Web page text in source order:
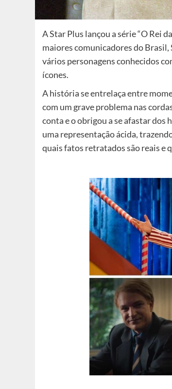
A Star Plus lançou a série “O Rei
maiores comunicadores do
vários personagens conhecidos
ícones.
A história se entrelaça entre
com um grave problema nas
conta e o obrigou a se afastar
uma representação ácida,
quais fatos retratados são reais e